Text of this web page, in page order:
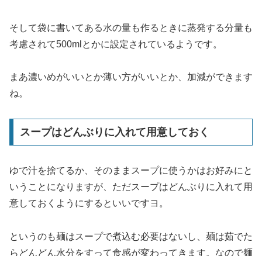
そして袋に書いてある水の量も作るときに蒸発する分量も
考慮されて500mlとかに設定されているようです。
まあ濃いめがいいとか薄い方がいいとか、加減ができます
ね。
スープはどんぶりに入れて用意しておく
ゆで汁を捨てるか、そのままスープに使うかはお好みにと
いうことになりますが、ただスープはどんぶりに入れて用
意しておくようにするといいですヨ。
というのも麺はスープで煮込む必要はないし、麺は茹でた
らどんどん水分をすって食感が変わってきます。なので麺